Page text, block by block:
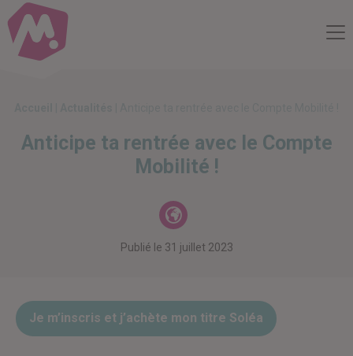
Compte Mobilité
Anticipe ta rentrée avec le Compte
Mobilité !
Actualités
Publié le 31 juillet 2023
Je m’inscris et j’achète mon titre Soléa